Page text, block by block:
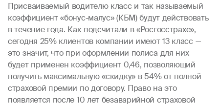
Присваиваемый водителю класс и так называемый
коэффициент «бонус-малус» (КБМ) будут действовать
в течение года. Как подсчитали в «Росгосстрахе»,
сегодня 25% клиентов компании имеют 13 класс —
это значит, что при оформлении полиса для них
будет применен коэффициент 0,46, позволяющий
получить максимальную «скидку» в 54% от полной
страховой премии по договору. Право на это
появляется после 10 лет безаварийной страховой